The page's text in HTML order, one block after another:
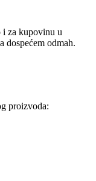
i za kupovinu u
dospećem odmah.
proizvoda: